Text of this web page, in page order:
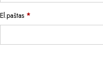
El.paštas *